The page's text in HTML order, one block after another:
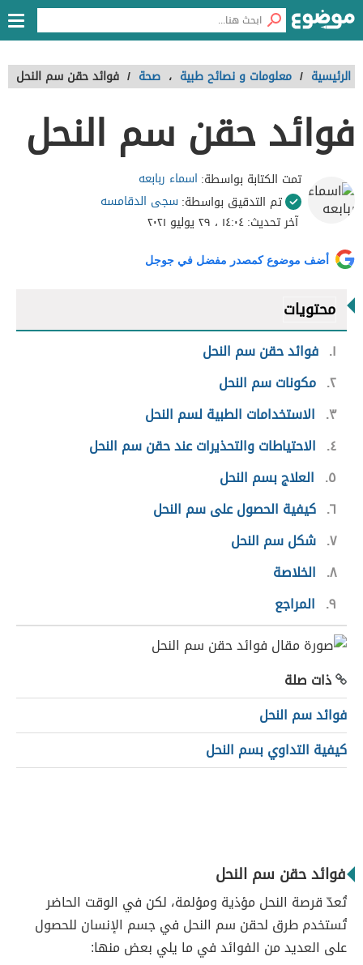
الرئيسية / معلومات و نصائح طبية ، صحة / فوائد حقن سم النحل
فوائد حقن سم النحل
تمت الكتابة بواسطة: اسماء ربابعه
تم التدقيق بواسطة:سجى الدقامسه
آخر تحديث:١٤:٠٤ ، ٢٩ يوليو ٢٠٢١
أضف موضوع كمصدر مفضل في جوجل
محتويات
١ فوائد حقن سم النحل
٢ مكونات سم النحل
٣
الاستخدامات الطبية لسم النحل
٤
الاحتياطات والتحذيرات عند حقن سم النحل
٥
العلاج بسم النحل
٦ كيفية الحصول على سم النحل
٧ شكل سم النحل
٨ الخلاصة
٩ المراجع
ذات صلة
فوائد سم النحل
كيفية التداوي بسم النحل
فوائد حقن سم النحل
تُعدّ قرصة النحل مؤذية ومؤلمة، لكن في الوقت الحاضر
تُستخدم طرق لحقن سم النحل في جسم الإنسان للحصول
على العديد من الفوائد في ما يلي بعض منها: